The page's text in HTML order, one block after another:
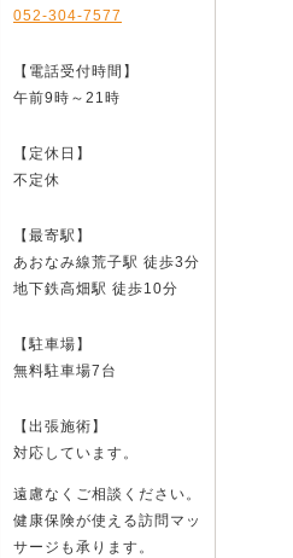
052-304-7577
【電話受付時間】
午前9時～21時
【定休日】
不定休
【最寄駅】
あおなみ線荒子駅 徒歩3分
地下鉄高畑駅 徒歩10分
【駐車場】
無料駐車場7台
【出張施術】
対応しています。
遠慮なくご相談ください。
健康保険が使える訪問マッ
サージも承ります。